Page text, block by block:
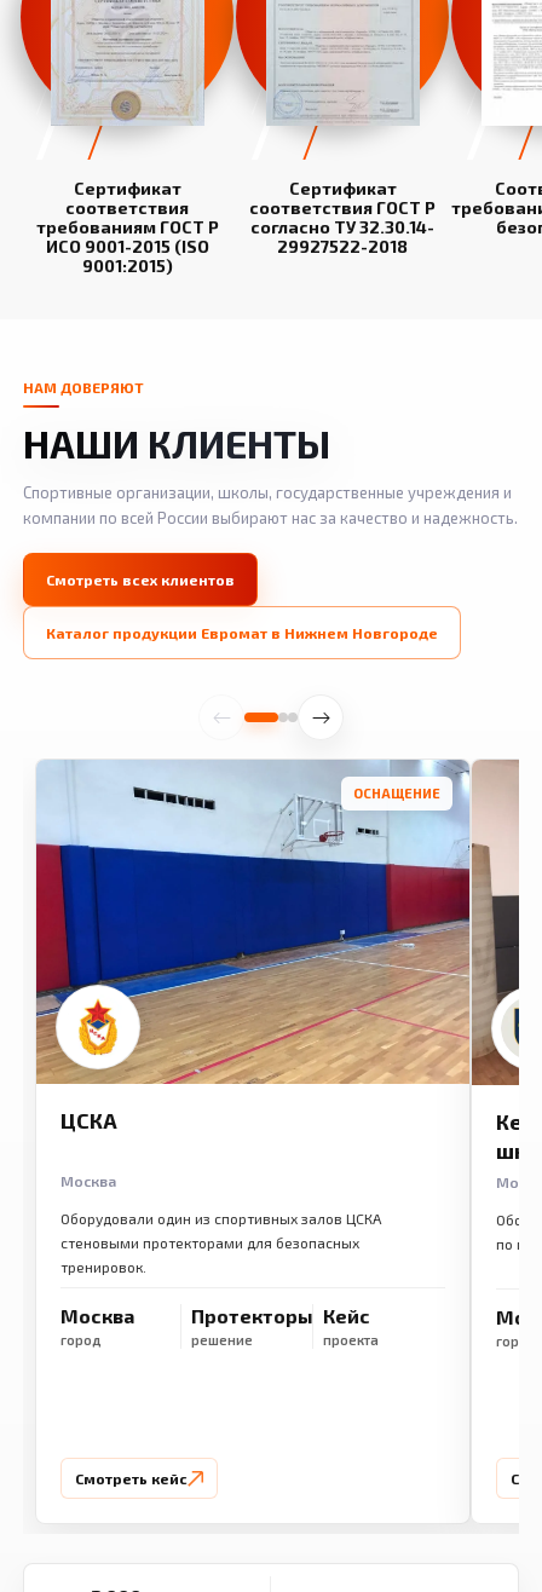
Сертификат
соответствия
требованиям ГОСТ Р
ИСО 9001-2015 (ISO
9001:2015)
Сертификат
соответствия ГОСТ Р
согласно ТУ 32.30.14-
29927522-2018
НАМ ДОВЕРЯЮТ
НАШИ КЛИЕНТЫ
Спортивные организации, школы, государственные учреждения и
компании по всей России выбирают нас за качество и надежность.
Смотреть всех клиентов
Каталог продукции Евромат в Нижнем Новгороде
ОСНАЩЕНИЕ
ЦСКА
Москва
Оборудовали один из спортивных залов ЦСКА
стеновыми протекторами для безопасных
тренировок.
Москва
город
Протекторы
решение
Кейс
проекта
Смотреть кейс
по
город